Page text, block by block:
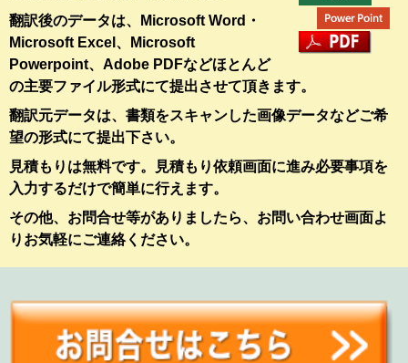
翻訳後のデータは、Microsoft Word・
Microsoft Excel、Microsoft
Powerpoint、Adobe PDFなどほとんど
の主要ファイル形式にて提出させて頂きます。
翻訳元データは、書類をスキャンした画像データなどご希
望の形式にて提出下さい。
見積もりは無料です。見積もり依頼画面に進み必要事項を
入力するだけで簡単に行えます。
その他、お問合せ等がありましたら、お問い合わせ画面よ
りお気軽にご連絡ください。